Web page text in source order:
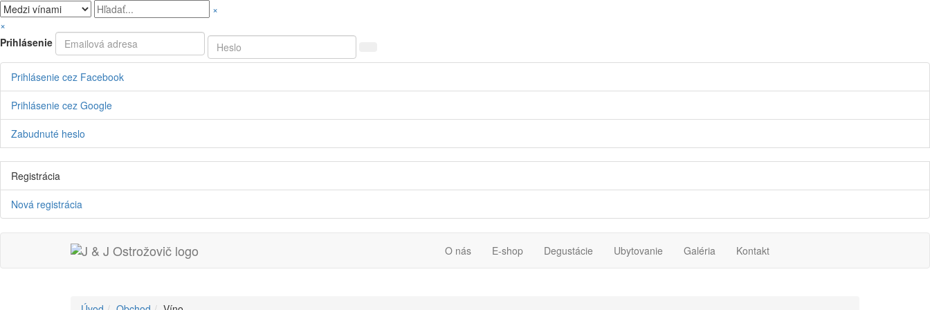
×
×
Prihlásenie
Prihlásenie cez Facebook
Prihlásenie cez Google
Zabudnuté heslo
Registrácia
Nová registrácia
O nás E-shop Degustácie Ubytovanie Galéria Kontakt